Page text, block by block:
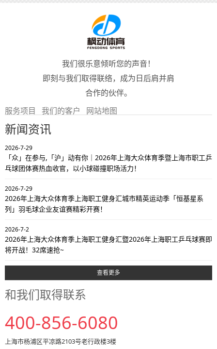
我们很乐意倾听您的声音！
即刻与我们取得联络，成为日后肩并肩
合作的伙伴。
服务项目
我们的客户 网站地图
新闻资讯
2026-7-29
「众」在参与,「沪」动有你｜2026年上海大众体育季暨上海市职工乒
乓球团体赛热血收官，以小球碰撞职场活力！
2026-7-29
2026年上海大众体育季上海职工健身汇城市精英运动季「恒基星系
列」羽毛球企业友谊赛精彩开赛！
2026-7-2
2026年上海大众体育季上海职工健身汇暨2026年上海职工乒乓球赛即
将开战！32席速抢~
查看更多
和我们取得联系
400-856-6080
上海市杨浦区平凉路2103号老行政楼3楼